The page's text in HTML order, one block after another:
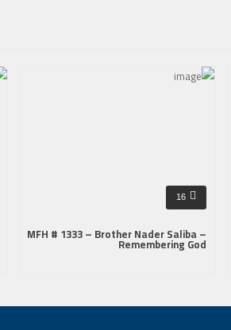
16
MFH # 1333 – Brother Nader Saliba –
Remembering God